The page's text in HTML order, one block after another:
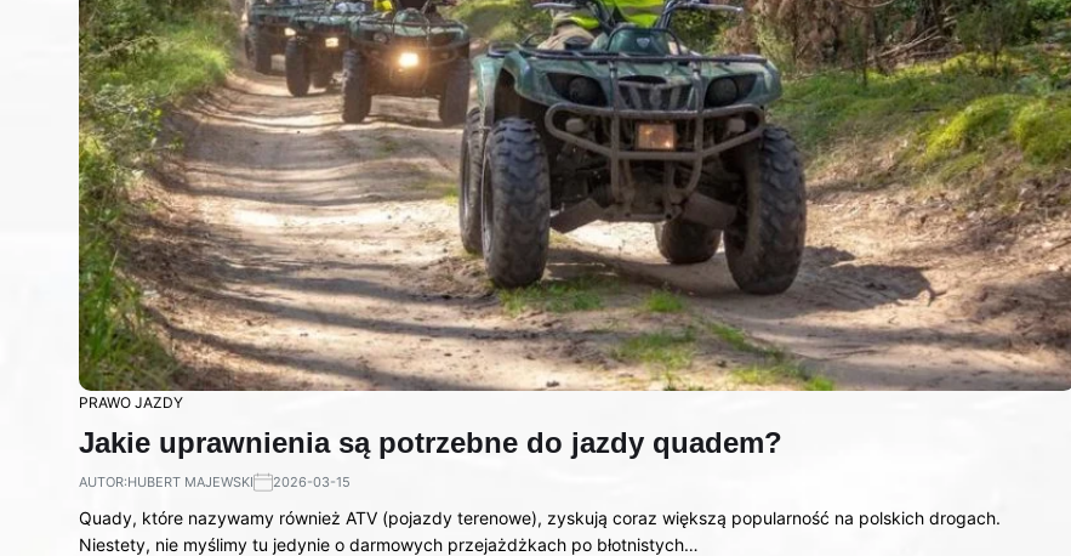
PRAWO JAZDY
Jakie uprawnienia są potrzebne do jazdy quadem?
AUTOR:HUBERT MAJEWSKI 2026-03-15
Quady, które nazywamy również ATV (pojazdy terenowe), zyskują coraz większą popularność na polskich drogach.
Niestety, nie myślimy tu jedynie o darmowych przejażdżkach po błotnistych…